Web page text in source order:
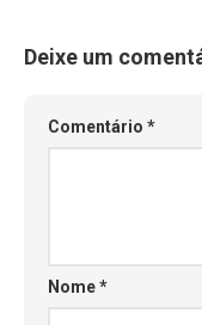
Deixe um
Comentário *
Nome*